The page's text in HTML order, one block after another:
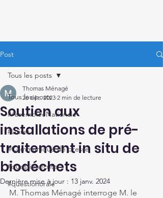
Post
Tous les posts
#AssembléeNationale
#Loiret
#Communiqué de presse
#questionécrite
#questionorale
Tous les posts
Soutien aux
installations de pré-
traitement in situ de
biodéchets
Thomas Ménagé
26 déc. 2023 2 min de lecture
Dernière mise à jour : 13 janv. 2024
M. Thomas Ménagé interroge M. le